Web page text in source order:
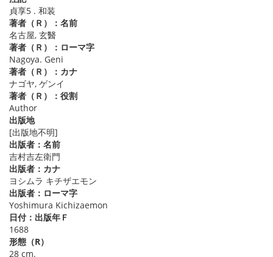
貞享5 . 和装
著者（Ｒ）：名前
名古屋, 玄醫
著者（Ｒ）：ローマ字
Nagoya. Geni
著者（Ｒ）：カナ
ナゴヤ, ゲンイ
著者（Ｒ）：役割
Author
出版地
[出版地不明]
出版者：名前
吉村吉左衛門
出版者：カナ
ヨシムラ キチザエモン
出版者：ローマ字
Yoshimura Kichizaemon
日付：出版年Ｆ
1688
形態（R）
28 cm.